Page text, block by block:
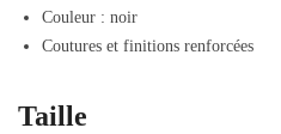
Couleur : noir
Coutures et finitions renforcées
Taille